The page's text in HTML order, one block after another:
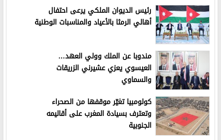
رئيس الديوان الملكي يرعى احتفال
أهالي الرمثا بالأعياد والمناسبات الوطنية
مندوبا عن الملك وولي العهد…
العيسوي يعزي عشيرني الزريقات
والسماوي
كولومبيا تغيّر موقفها من الصحراء
وتعترف بسيادة المغرب على أقاليمه
الجنوبية